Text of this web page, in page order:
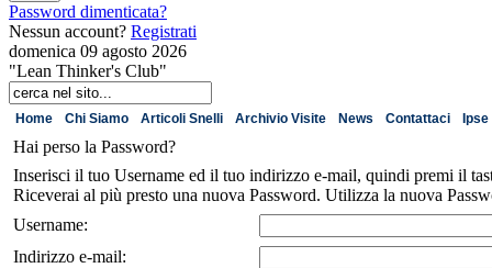
Password dimenticata?
Nessun account? Registrati
domenica 09 agosto 2026
"Lean Thinker's Club"
Home Chi Siamo Articoli Snelli Archivio Visite News Contattaci
Hai perso la Password?
Inserisci il tuo Username ed il tuo indirizzo e-mail, quindi premi il
Riceverai al più presto una nuova Password. Utilizza la nuova
Username:
Indirizzo e-mail: